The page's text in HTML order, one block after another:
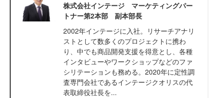
株式会社インテージ マーケティングパー
トナー第2本部 副本部長
2002年インテージに入社。リサーチアナリ
ストとして数多くのプロジェクトに携わ
り、中でも商品開発支援を得意とし、各種
インタビューやワークショップなどのファ
シリテーションも務める。2020年に定性調
査専門会社であるインテージクオリスの代
表取締役社長を...